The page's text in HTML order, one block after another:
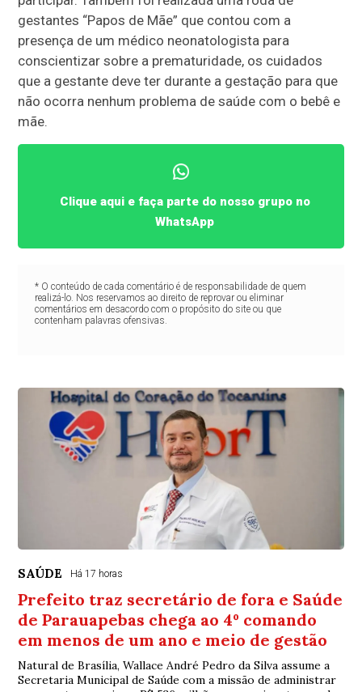
gestantes “Papos de Mãe” que contou com a
presença de um médico neonatologista para
conscientizar sobre a prematuridade, os cuidados
que a gestante deve ter durante a gestação para que
não ocorra nenhum problema de saúde com o bebê e
mãe.
Clique aqui e faça parte do nosso grupo no
WhatsApp
* O conteúdo de cada comentário é de responsabilidade de quem
realizá-lo. Nos reservamos ao direito de reprovar ou eliminar
comentários em desacordo com o propósito do site ou que
contenham palavras ofensivas.
SAÚDE Há 17 horas
Prefeito traz secretário de fora e Saúde
de Parauapebas chega ao 4º comando
em menos de um ano e meio de gestão
Natural de Brasília, Wallace André Pedro da Silva assume a
Secretaria Municipal de Saúde com a missão de administrar